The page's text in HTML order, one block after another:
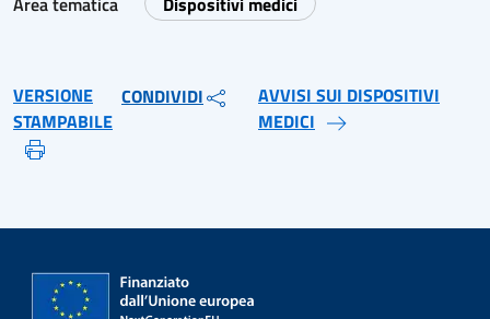
VERSIONE
STAMPABILE
CONDIVIDI
AVVISI SUI DISPOSITIVI
MEDICI